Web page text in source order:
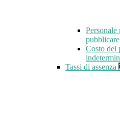
Personale
Costo del
Tassi di assenza